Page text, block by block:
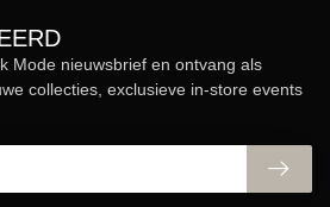
Mode nieuwsbrief en ontvang als
collecties, exclusieve in-store events